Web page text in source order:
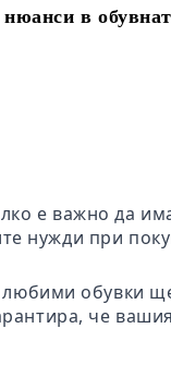
нюанси в
е важно да
нужди при
обувки
че